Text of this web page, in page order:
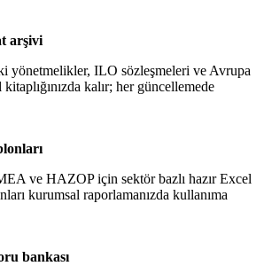
arşivi
yönetmelikler, ILO sözleşmeleri ve Avrupa
kalır; her güncellemede
ve HAZOP için sektör bazlı hazır Excel
kurumsal raporlamanızda kullanıma
bankası